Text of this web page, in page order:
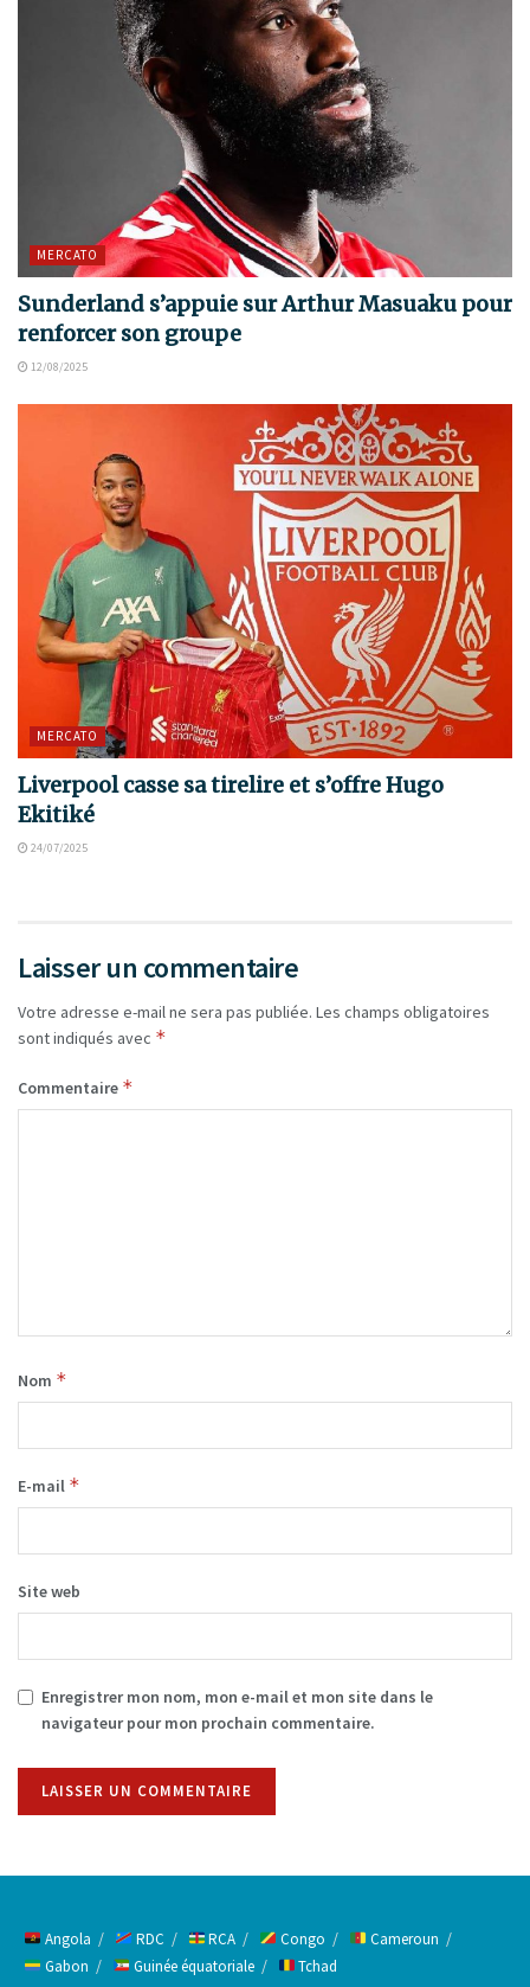
MERCATO
Sunderland s’appuie sur Arthur Masuaku pour
renforcer son groupe
12/08/2025
MERCATO
Liverpool casse sa tirelire et s’offre Hugo
Ekitiké
24/07/2025
Laisser un commentaire
Votre adresse e-mail ne sera pas publiée. Les champs obligatoires
sont indiqués avec *
Commentaire *
Nom *
E-mail *
Site web
Enregistrer mon nom, mon e-mail et mon site dans le
navigateur pour mon prochain commentaire.
Angola RDC RCA Congo
Cameroun
Gabon
Guinée équatoriale Tchad